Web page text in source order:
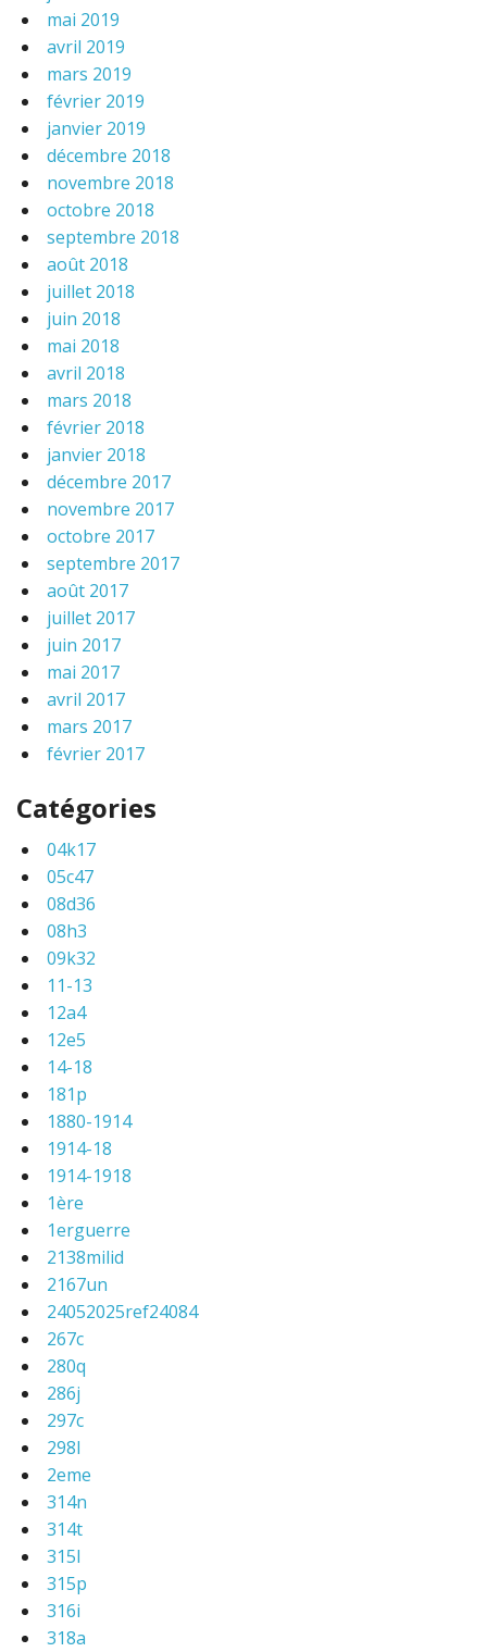
mai 2019
avril 2019
mars 2019
février 2019
janvier 2019
décembre 2018
novembre 2018
octobre 2018
septembre 2018
août 2018
juillet 2018
juin 2018
mai 2018
avril 2018
mars 2018
février 2018
janvier 2018
décembre 2017
novembre 2017
octobre 2017
septembre 2017
août 2017
juillet 2017
juin 2017
mai 2017
avril 2017
mars 2017
février 2017
Catégories
04k17
05c47
08d36
08h3
09k32
11-13
12a4
12e5
14-18
181p
1880-1914
1914-18
1914-1918
1ère
1erguerre
2138milid
2167un
24052025ref24084
267c
280q
286j
297c
298l
2eme
314n
314t
315l
315p
316i
318a